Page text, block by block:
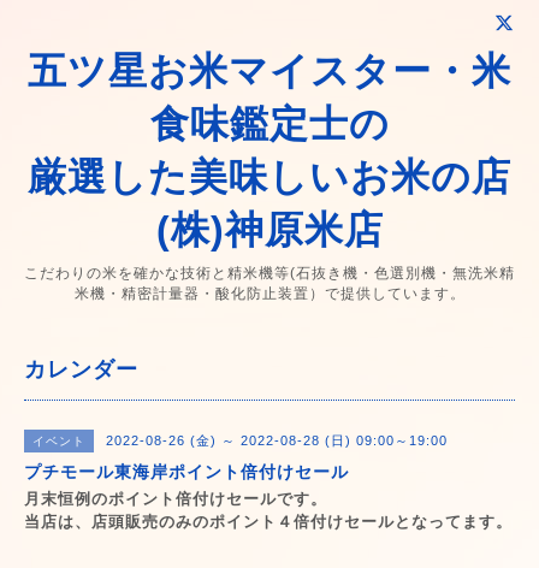
五ツ星お米マイスター・米
食味鑑定士の
厳選した美味しいお米の店
(株)神原米店
こだわりの米を確かな技術と精米機等(石抜き機・色選別機・無洗米精
米機・精密計量器・酸化防止装置）で提供しています。
カレンダー
イベント 2022-08-26 (金) ～ 2022-08-28 (日) 09:00～19:00
プチモール東海岸ポイント倍付けセール
月末恒例のポイント倍付けセールです。
当店は、店頭販売のみのポイント４倍付けセールとなってます。